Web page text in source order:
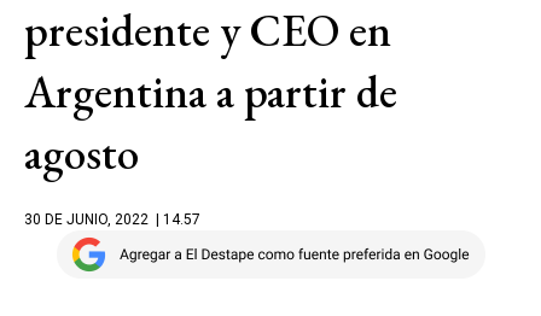
presidente y CEO en
Argentina a partir de
agosto
30 DE JUNIO, 2022 | 14.57